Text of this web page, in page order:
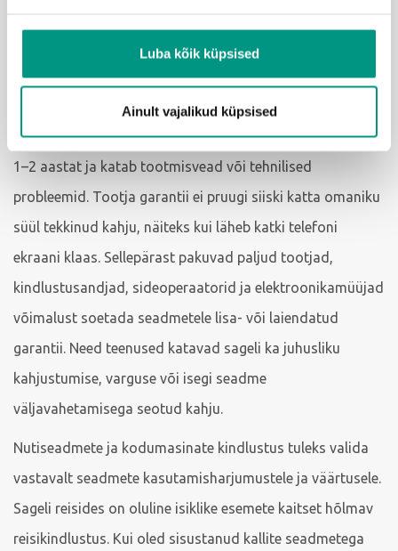
Luba kõik küpsised
Ainult vajalikud küpsised
4. Seadmete
kindlustus.
Tootja garantii on standardkaitse, mis uue tehnikavidina
või seadme ostmisel kaasa antakse. See kehtib tavaliselt
1–2 aastat ja katab tootmisvead või tehnilised
probleemid. Tootja garantii ei pruugi siiski katta omaniku
süül tekkinud kahju, näiteks kui läheb katki telefoni
ekraani klaas. Sellepärast pakuvad paljud tootjad,
kindlustusandjad, sideoperaatorid ja elektroonikamüüjad
võimalust soetada seadmetele lisa- või laiendatud
garantii. Need teenused katavad sageli ka juhusliku
kahjustumise, varguse või isegi seadme
väljavahetamisega seotud kahju.
Nutiseadmete ja kodumasinate kindlustus tuleks valida
vastavalt seadmete kasutamisharjumustele ja väärtusele.
Sageli reisides on oluline isiklike esemete kaitset hõlmav
reisikindlustus. Kui oled sisustanud kallite seadmetega